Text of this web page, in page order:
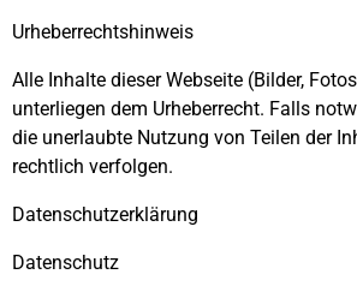
Urheberrechtshinweis
Alle Inhalte dieser Webseite (Bilder,
unterliegen dem Urheberrecht. Falls
die unerlaubte Nutzung von Teilen der
rechtlich verfolgen.
Datenschutzerklärung
Datenschutz